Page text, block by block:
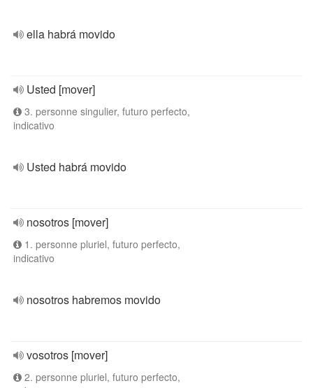
ella habrá movido
Usted [mover]
3. personne singulier, futuro perfecto,
indicativo
Usted habrá movido
nosotros [mover]
1. personne pluriel, futuro perfecto,
indicativo
nosotros habremos movido
vosotros [mover]
2. personne pluriel, futuro perfecto,